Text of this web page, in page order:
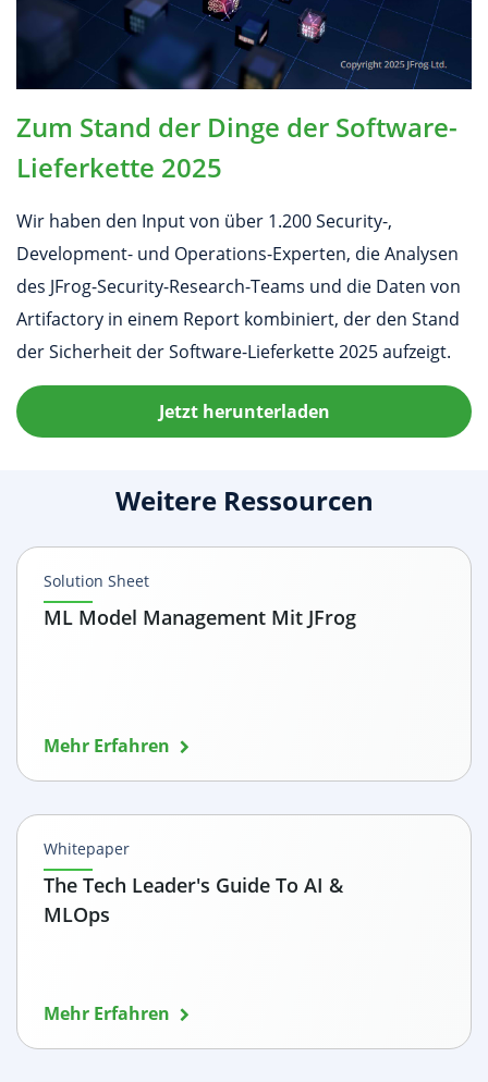
Zum Stand der Dinge der Software-
Lieferkette 2025
Wir haben den Input von über 1.200 Security-,
Development- und Operations-Experten, die Analysen
des JFrog-Security-Research-Teams und die Daten von
Artifactory in einem Report kombiniert, der den Stand
der Sicherheit der Software-Lieferkette 2025 aufzeigt.
Jetzt herunterladen
Weitere Ressourcen
Solution Sheet
ML Model Management Mit JFrog
Mehr Erfahren
Whitepaper
The Tech Leader's Guide To AI &
MLOps
Mehr Erfahren